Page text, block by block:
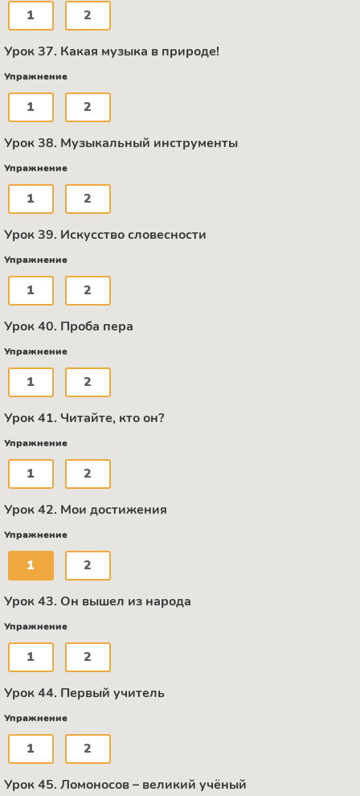
1 2
Урок 37. Какая музыка в природе!
Упражнение
1 2
Урок 38. Музыкальный инструменты
Упражнение
1 2
Урок 39. Искусство словесности
Упражнение
1 2
Урок 40. Проба пера
Упражнение
1 2
Урок 41. Читайте, кто он?
Упражнение
1 2
Урок 42. Мои достижения
Упражнение
1 2
Урок 43. Он вышел из народа
Упражнение
1 2
Урок 44. Первый учитель
Упражнение
1 2
Урок 45. Ломоносов – великий учёный